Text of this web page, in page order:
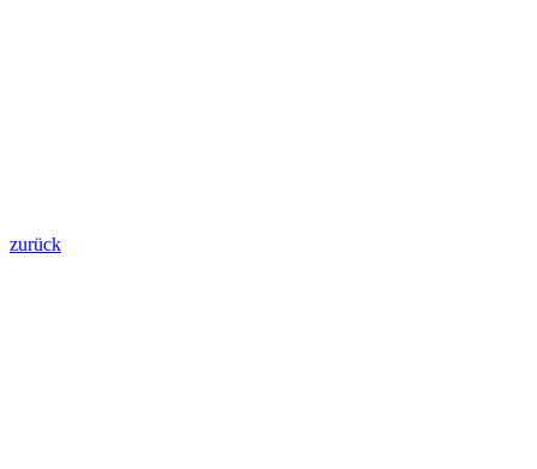
zurück